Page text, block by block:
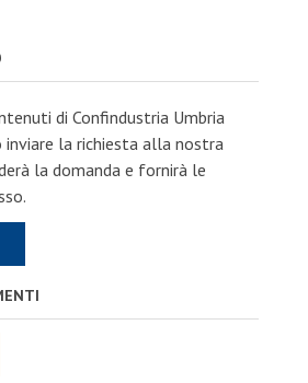
di Confindustria Umbria
inviare la richiesta alla nostra
la domanda e fornirà le